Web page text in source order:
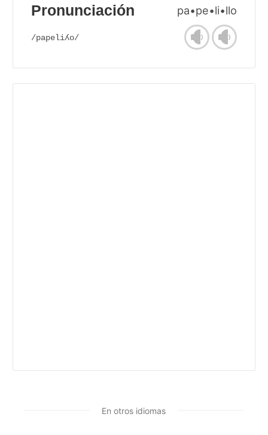
Pronunciación pa•pe•li•llo
/papeliʎo/
En otros idiomas